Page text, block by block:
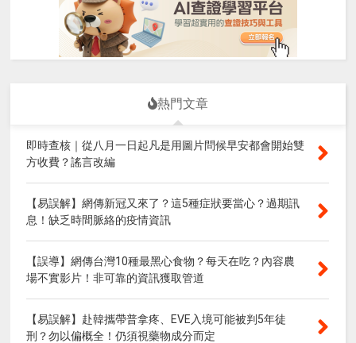
熱門文章
即時查核｜從八月一日起凡是用圖片問候早安都會開始雙
方收費？謠言改編
【易誤解】網傳新冠又來了？這5種症狀要當心？過期訊
息！缺乏時間脈絡的疫情資訊
【誤導】網傳台灣10種最黑心食物？每天在吃？內容農
場不實影片！非可靠的資訊獲取管道
【易誤解】赴韓攜帶普拿疼、EVE入境可能被判5年徒
刑？勿以偏概全！仍須視藥物成分而定